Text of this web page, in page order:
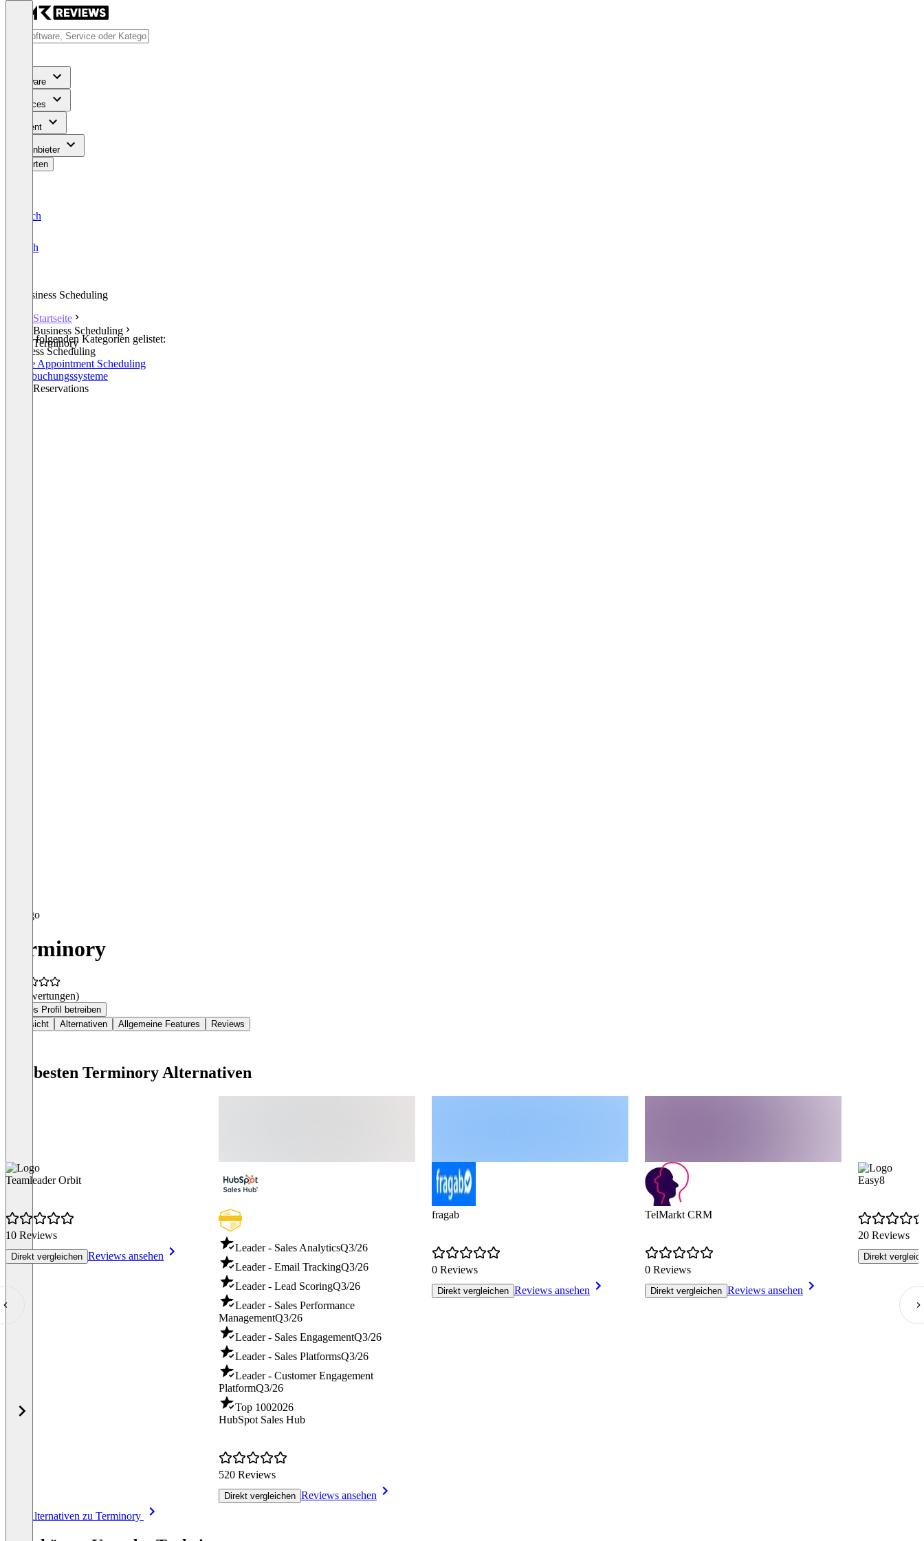
Software
Services
Content
Für Anbieter
Bewerten
Deutsch
English
Business Scheduling
Startseite
Business Scheduling
Terminory
In den folgenden Kategorien gelistet:
Business Scheduling
Online Appointment Scheduling
Raumbuchungssysteme
Other Reservations
Terminory
(0 Bewertungen)
Dieses Profil betreiben
Übersicht
Alternativen Allgemeine Features Reviews
Die besten Terminory Alternativen
Teamleader Orbit
10 Reviews
Direkt vergleichen Reviews ansehen
Leader - Sales AnalyticsQ3/26
Leader - Email TrackingQ3/26
Leader - Lead ScoringQ3/26
Leader - Sales Performance
ManagementQ3/26
Leader - Sales EngagementQ3/26
Leader - Sales PlatformsQ3/26
Leader - Customer Engagement
PlatformQ3/26
Top 1002026
HubSpot Sales Hub
520 Reviews
Direkt vergleichen Reviews ansehen
fragab
0 Reviews
Direkt vergleichen Reviews ansehen
TelMarkt CRM
0 Reviews
Direkt vergleichen Reviews ansehen
Easy8
20 Reviews
Direkt
Alle Alternativen zu Terminory